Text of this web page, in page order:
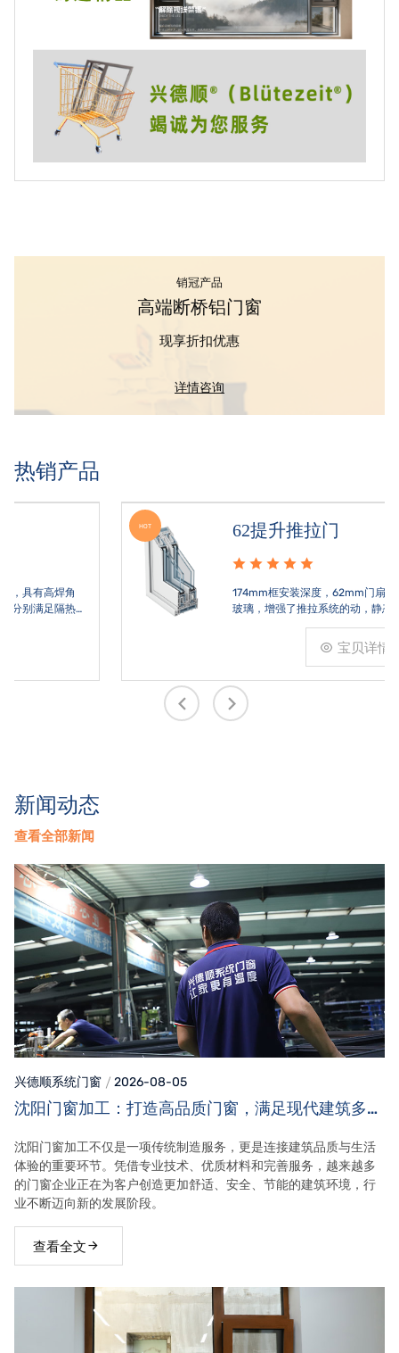
销冠产品
高端断桥铝门窗
现享折扣优惠
详情咨询
热销产品
62提升推拉门
174mm框安装深度，62mm门扇可选配37mm加厚
玻璃，增强了推拉系统的动，静态稳定性
新闻动态
查看全部新闻
兴德顺系统门窗 2026-08-05
沈阳门窗加工：打造高品质门窗，满足现代建筑多元
沈阳门窗加工不仅是一项传统制造服务，更是连接建筑品质与生活
体验的重要环节。凭借专业技术、优质材料和完善服务，越来越多
的门窗企业正在为客户创造更加舒适、安全、节能的建筑环境，行
业不断迈向新的发展阶段。
查看全文